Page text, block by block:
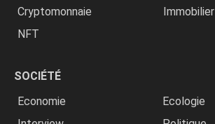
Cryptomonnaie
Immobilier
NFT
SOCIÉTÉ
Economie
Ecologie